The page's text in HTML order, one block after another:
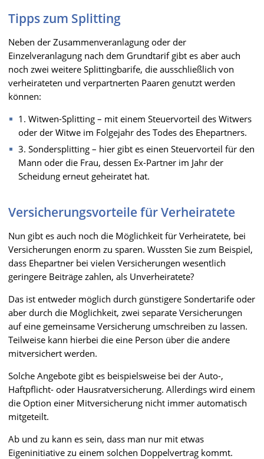
Tipps zum Splitting
Neben der Zusammenveranlagung oder der
Einzelveranlagung nach dem Grundtarif gibt es aber auch
noch zwei weitere Splittingbarife, die ausschließlich von
verheirateten und verpartnerten Paaren genutzt werden
können:
1. Witwen-Splitting – mit einem Steuervorteil des Witwers
oder der Witwe im Folgejahr des Todes des Ehepartners.
3. Sondersplitting – hier gibt es einen Steuervorteil für den
Mann oder die Frau, dessen Ex-Partner im Jahr der
Scheidung erneut geheiratet hat.
Versicherungsvorteile für Verheiratete
Nun gibt es auch noch die Möglichkeit für Verheiratete, bei
Versicherungen enorm zu sparen. Wussten Sie zum Beispiel,
dass Ehepartner bei vielen Versicherungen wesentlich
geringere Beiträge zahlen, als Unverheiratete?
Das ist entweder möglich durch günstigere Sondertarife oder
aber durch die Möglichkeit, zwei separate Versicherungen
auf eine gemeinsame Versicherung umschreiben zu lassen.
Teilweise kann hierbei die eine Person über die andere
mitversichert werden.
Solche Angebote gibt es beispielsweise bei der Auto-,
Haftpflicht- oder Hausratversicherung. Allerdings wird einem
die Option einer Mitversicherung nicht immer automatisch
mitgeteilt.
Ab und zu kann es sein, dass man nur mit etwas
Eigeninitiative zu einem solchen Doppelvertrag kommt.